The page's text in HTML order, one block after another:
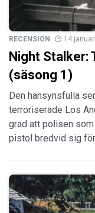
RECENSION 14
Night Stalker:
(säsong 1)
Den hänsynsfulla
terroriserade Los
grad att polisen
pistol bredvid sig